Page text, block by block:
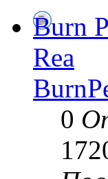
Burn
Rea
0